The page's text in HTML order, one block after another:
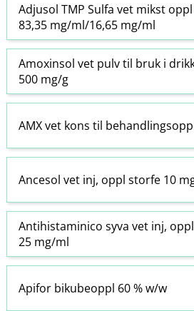
Adjusol TMP Sulfa vet mikst
83,35 mg/ml/16,65 mg/ml
Amoxinsol vet pulv til bruk i
500 mg/g
AMX vet kons til
Ancesol vet inj, oppl storfe 10
Antihistaminico syva vet inj,
25 mg/ml
Apifor bikubeoppl 60 % w​/​w